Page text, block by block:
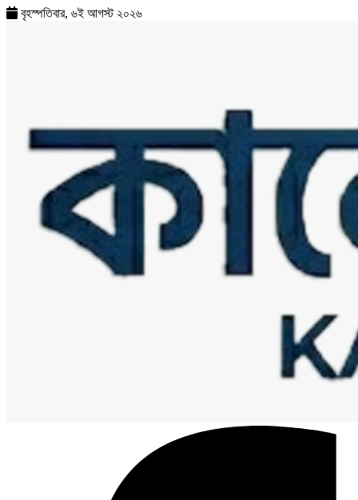
বৃহস্পতিবার, ৬ই আগস্ট ২০২৬